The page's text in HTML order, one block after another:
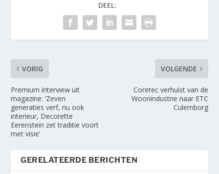
DEEL:
VORIG
Premium interview uit
magazine: ‘Zeven
generaties verf, nu ook
interieur, Decorette
Eerenstein zet traditie voort
met visie’
VOLGENDE
Coretec verhuist van de
Woonindustrie naar ETC
Culemborg
GERELATEERDE BERICHTEN